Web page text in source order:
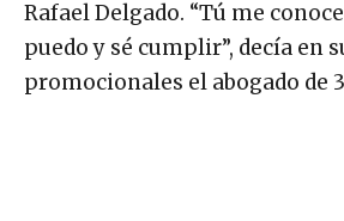
Rafael Delgado. “Tú me
puedo y sé cumplir”, decía en
promocionales el abogado de